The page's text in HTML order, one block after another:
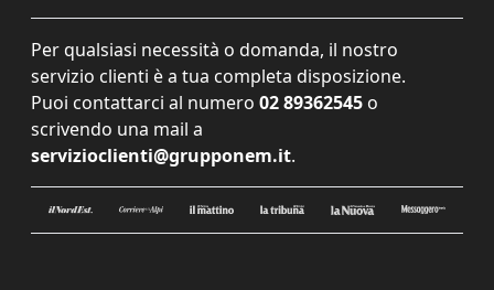
Per qualsiasi necessità o domanda, il nostro
servizio clienti è a tua completa disposizione.
Puoi contattarci al numero 02 89362545 o
scrivendo una mail a
servizioclienti@grupponem.it.